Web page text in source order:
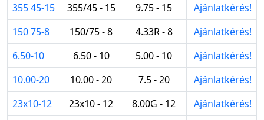
355 45-15
355/45 - 15 9.75 - 15
Ajánlatkérés!
150 75-8
150/75 - 8 4.33R - 8
Ajánlatkérés!
6.50-10
6.50 - 10 5.00 - 10
Ajánlatkérés!
10.00-20
10.00 - 20 7.5 - 20
Ajánlatkérés!
23x10-12
23x10 - 12 8.00G - 12
Ajánlatkérés!